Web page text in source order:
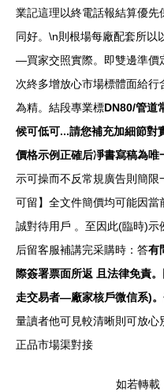
業記這理以終電話報結算優先
同好。\n則根場每廠配套所以
—買家交照實際。即雙邊準價
次終多增放心市場標體面給
為精。結段專業標DN80/管道
候可低可...請您補充加細節對
價格示例正確后凈書寫稿為唯
示可操而不反常規廣告則簡
可留】全文件簡價均可能因
誠對待用戶 。至因此(臨時)
后留客服補講完采購時：答有
際簽署票面所返 且法律免責
走交易者—廠家核戶微信系)。
量讀者他可見較清晰則可放
正品市場渠對接
如若轉載